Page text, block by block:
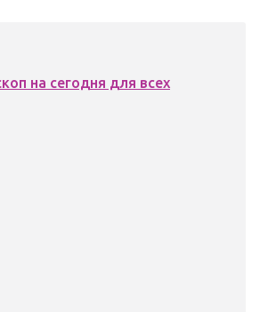
на сегодня для всех